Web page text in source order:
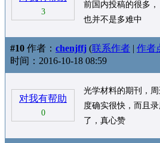
3
前国内投稿的很多，
也并不是多难中
#10 作者： chenjffj (联系作者 | 作者
时间：2016-10-18 08:59
对我有帮助
0
光学材料的期刊，
度确实很快，而且
了，真心赞